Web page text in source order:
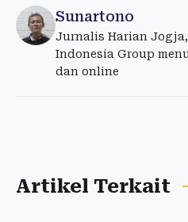
Sunartono
Jurnalis Harian
Indonesia Group
dan online
Artikel Terkait